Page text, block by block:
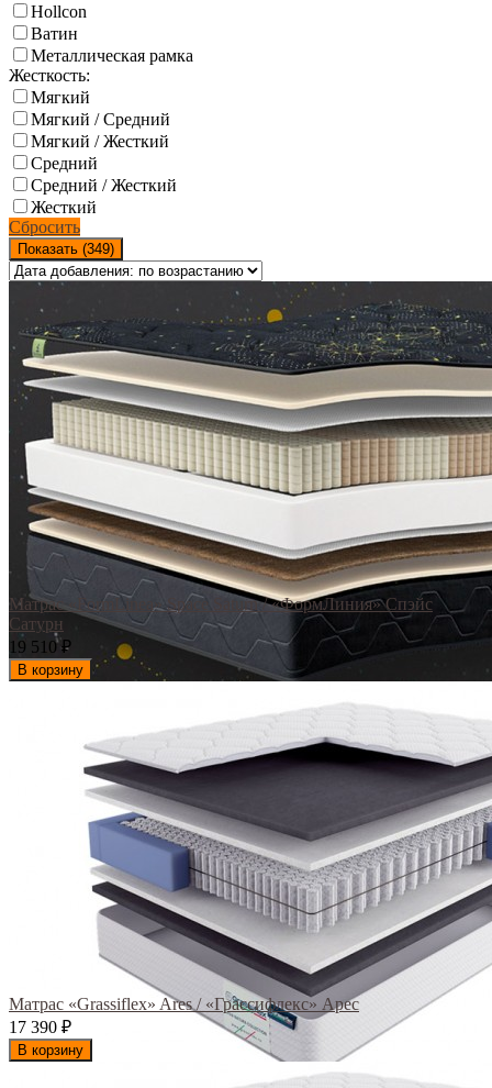
Hollcon
Ватин
Металлическая рамка
Жесткость:
Мягкий
Мягкий / Средний
Мягкий / Жесткий
Средний
Средний / Жесткий
Жесткий
Сбросить
Показать (349)
Матрас «FormLinea» Space Saturn / «ФормЛиния» Спэйс
Сатурн
19 510 ₽
В корзину
Матрас «Grassiflex» Ares / «Грассифлекс» Арес
17 390 ₽
В корзину